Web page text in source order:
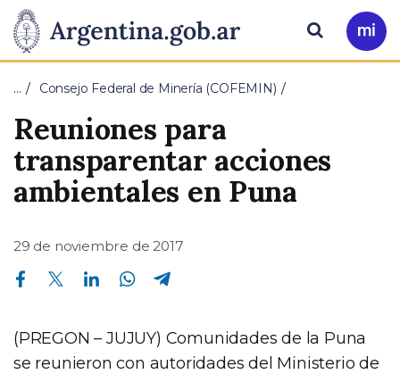
Presidencia
de
la
Nación
Pasar al contenido principal
Ir
a
Buscar
… Consejo Federal de Minería (COFEMIN)
Reuniones para
transparentar acciones
ambientales en Puna
29 de noviembre de 2017
Compartir en Facebook Compartir en Twitter Compartir en Linkedin Compartir en Whatsapp
(PREGON – JUJUY) Comunidades de la Puna
se reunieron con autoridades del Ministerio de